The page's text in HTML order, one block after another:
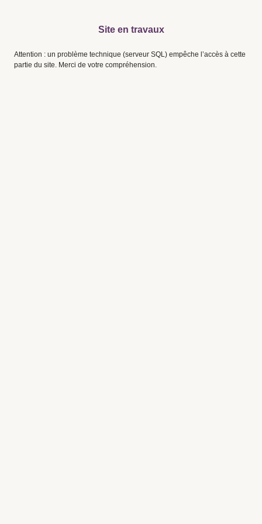
Site en travaux
Attention : un problème technique (serveur SQL) empêche l’accès à cette
partie du site. Merci de votre compréhension.